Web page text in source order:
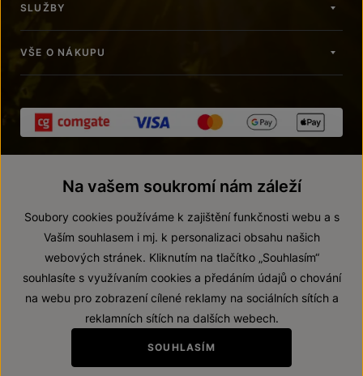
SLUŽBY
VŠE O NÁKUPU
© 2026 ZNOVÍN ZNOJMO, a. s.
Prohlášení o přístupnosti
Zákaz prodeje alkoholických nápojů osobám mladším 18 let.
Na vašem soukromí nám záleží
Soubory cookies používáme k zajištění funkčnosti webu a s
Vaším souhlasem i mj. k personalizaci obsahu našich
webových stránek. Kliknutím na tlačítko „Souhlasím“
souhlasíte s využívaním cookies a předáním údajů o chování
na webu pro zobrazení cílené reklamy na sociálních sítích a
reklamních sítích na dalších webech.
SOUHLASÍM